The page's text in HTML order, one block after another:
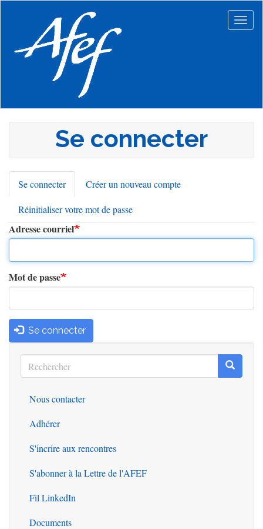
principal
Se connecter
Onglets
principaux
Se connecter(onglet
actif)
Créer un nouveau compte
Réinitialiser votre mot de passe
Adresse courriel
Mot de passe
Se connecter
Rechercher
Rechercher
Outils
Nous contacter
Adhérer
S'incrire aux rencontres
S'abonner à la Lettre de l'AFEF
Fil LinkedIn
Documents